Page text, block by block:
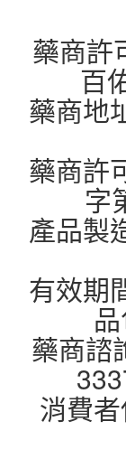
藥商許
百
藥商地
藥商許
字
產品製
有效期
藥商諮
消費